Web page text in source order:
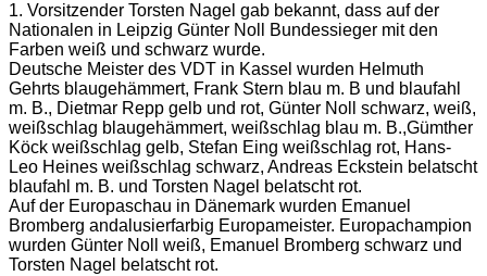
1. Vorsitzender Torsten Nagel gab bekannt, dass auf der
Nationalen in Leipzig Günter Noll Bundessieger mit den
Farben weiß und schwarz wurde.
Deutsche Meister des VDT in Kassel wurden Helmuth
Gehrts blaugehämmert, Frank Stern blau m. B und blaufahl
m. B., Dietmar Repp gelb und rot, Günter Noll schwarz, weiß,
weißschlag blaugehämmert, weißschlag blau m. B.,Gümther
Köck weißschlag gelb, Stefan Eing weißschlag rot, Hans-
Leo Heines weißschlag schwarz, Andreas Eckstein belatscht
blaufahl m. B. und Torsten Nagel belatscht rot.
Auf der Europaschau in Dänemark wurden Emanuel
Bromberg andalusierfarbig Europameister. Europachampion
wurden Günter Noll weiß, Emanuel Bromberg schwarz und
Torsten Nagel belatscht rot.